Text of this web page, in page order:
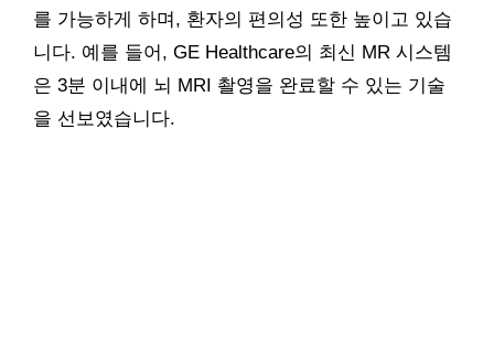
를 가능하게 하며, 환자의 편의성 또한 높이고 있습
니다. 예를 들어, GE Healthcare의 최신 MR 시스템
은 3분 이내에 뇌 MRI 촬영을 완료할 수 있는 기술
을 선보였습니다.